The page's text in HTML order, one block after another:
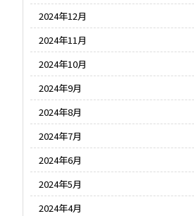
2024年12月
2024年11月
2024年10月
2024年9月
2024年8月
2024年7月
2024年6月
2024年5月
2024年4月